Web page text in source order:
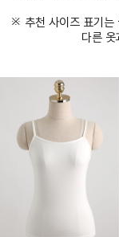
※ 추천 사이즈 표기는
다른